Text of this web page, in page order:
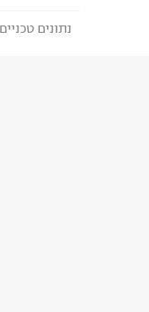
לבחירת
נתונים טכניים